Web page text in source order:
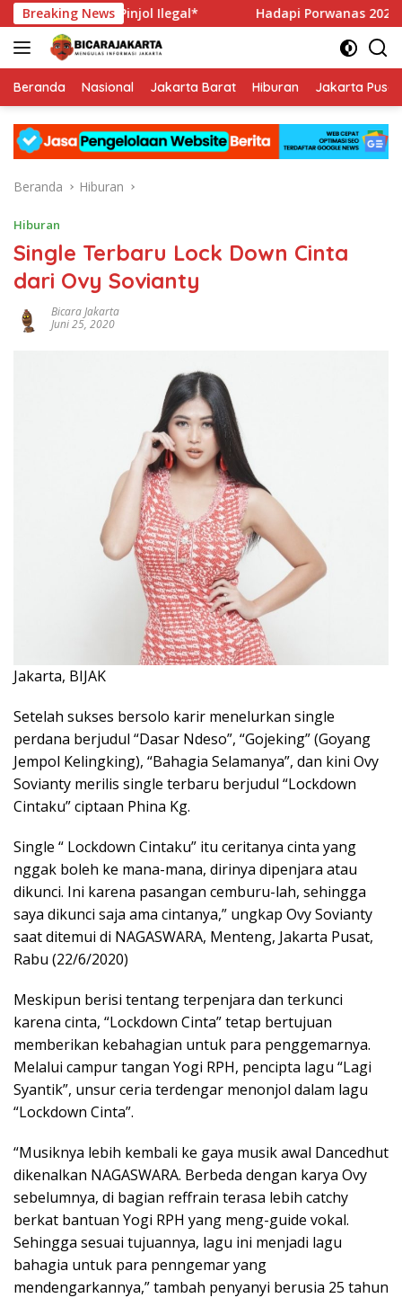
Langsung
ke
konten
Breaking News
Lawan Pinjol Ilegal* Hadapi Porwanas 2027, Pengurus
Beranda Nasional Jakarta Barat Hiburan Jakarta Pusat
Beranda Hiburan
Hiburan
Single Terbaru Lock Down Cinta
dari Ovy Sovianty
Bicara Jakarta
Juni 25, 2020
Jakarta, BIJAK
Setelah sukses bersolo karir menelurkan single
perdana berjudul “Dasar Ndeso”, “Gojeking” (Goyang
Jempol Kelingking), “Bahagia Selamanya”, dan kini Ovy
Sovianty merilis single terbaru berjudul “Lockdown
Cintaku” ciptaan Phina Kg.
Single “ Lockdown Cintaku” itu ceritanya cinta yang
nggak boleh ke mana-mana, dirinya dipenjara atau
dikunci. Ini karena pasangan cemburu-lah, sehingga
saya dikunci saja ama cintanya,” ungkap Ovy Sovianty
saat ditemui di NAGASWARA, Menteng, Jakarta Pusat,
Rabu (22/6/2020)
Meskipun berisi tentang terpenjara dan terkunci
karena cinta, “Lockdown Cinta” tetap bertujuan
memberikan kebahagian untuk para penggemarnya.
Melalui campur tangan Yogi RPH, pencipta lagu “Lagi
Syantik”, unsur ceria terdengar menonjol dalam lagu
“Lockdown Cinta”.
“Musiknya lebih kembali ke gaya musik awal Dancedhut
dikenalkan NAGASWARA. Berbeda dengan karya Ovy
sebelumnya, di bagian reffrain terasa lebih catchy
berkat bantuan Yogi RPH yang meng-guide vokal.
Sehingga sesuai tujuannya, lagu ini menjadi lagu
bahagia untuk para penngemar yang
mendengarkannya,” tambah penyanyi berusia 25 tahun